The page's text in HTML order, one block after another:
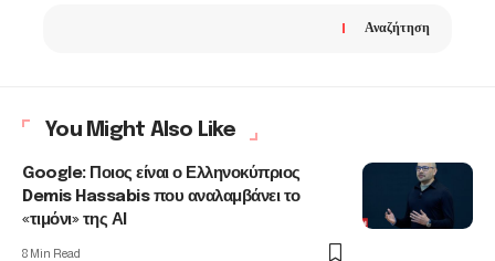
Αναζήτηση
You Might Also Like
Google: Ποιος είναι ο Ελληνοκύπριος
Demis Hassabis που αναλαμβάνει το
«τιμόνι» της ΑΙ
8 Min Read